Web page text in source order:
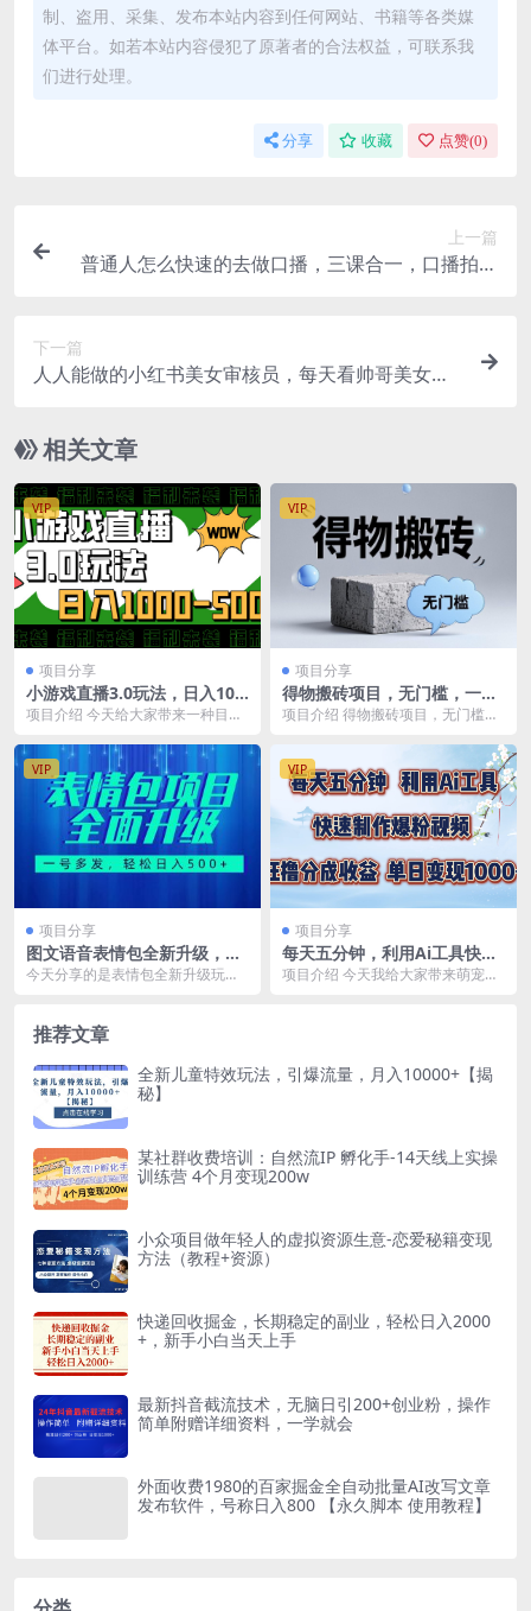
制、盗用、采集、发布本站内容到任何网站、书籍等各类媒
体平台。如若本站内容侵犯了原著者的合法权益，可联系我
们进行处理。
分享 收藏 点赞(0)
上一篇
普通人怎么快速的去做口播，三课合一，口播拍摄
下一篇
人人能做的小红书美女审核员，每天看帅哥美女就
相关文章
VIP
项目分享
小游戏直播3.0玩法，日入100
0-5000，小白也能操作
项目介绍 今天给大家带来一种目前
日入1000+以上...
VIP
项目分享
得物搬砖项目，无门槛，一天
200到300
项目介绍 得物搬砖项目，无门槛，
VIP
项目分享
图文语音表情包全新升级，一
号多发，每天10分钟，日入50
今天分享的是表情包全新升级玩
VIP
项目分享
每天五分钟，利用Ai工具快速
制作爆粉视频，单日变现1000
项目介绍 今天我给大家带来萌宠跳
推荐文章
全新儿童特效玩法，引爆流量，月入10000+【揭
秘】
某社群收费培训：自然流IP 孵化手-14天线上实操
训练营 4个月变现200w
小众项目做年轻人的虚拟资源生意-恋爱秘籍变现
方法（教程+资源）
快递回收掘金，长期稳定的副业，轻松日入2000
+，新手小白当天上手
最新抖音截流技术，无脑日引200+创业粉，操作
简单附赠详细资料，一学就会
外面收费1980的百家掘金全自动批量AI改写文章
发布软件，号称日入800 【永久脚本 使用教程】